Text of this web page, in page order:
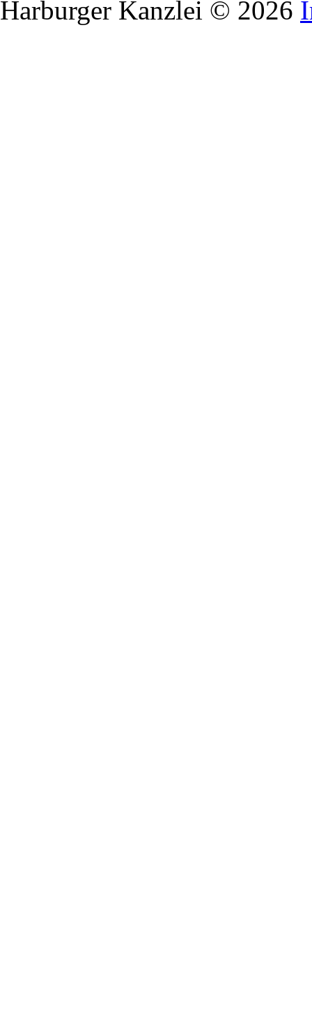
Harburger Kanzlei © 2026